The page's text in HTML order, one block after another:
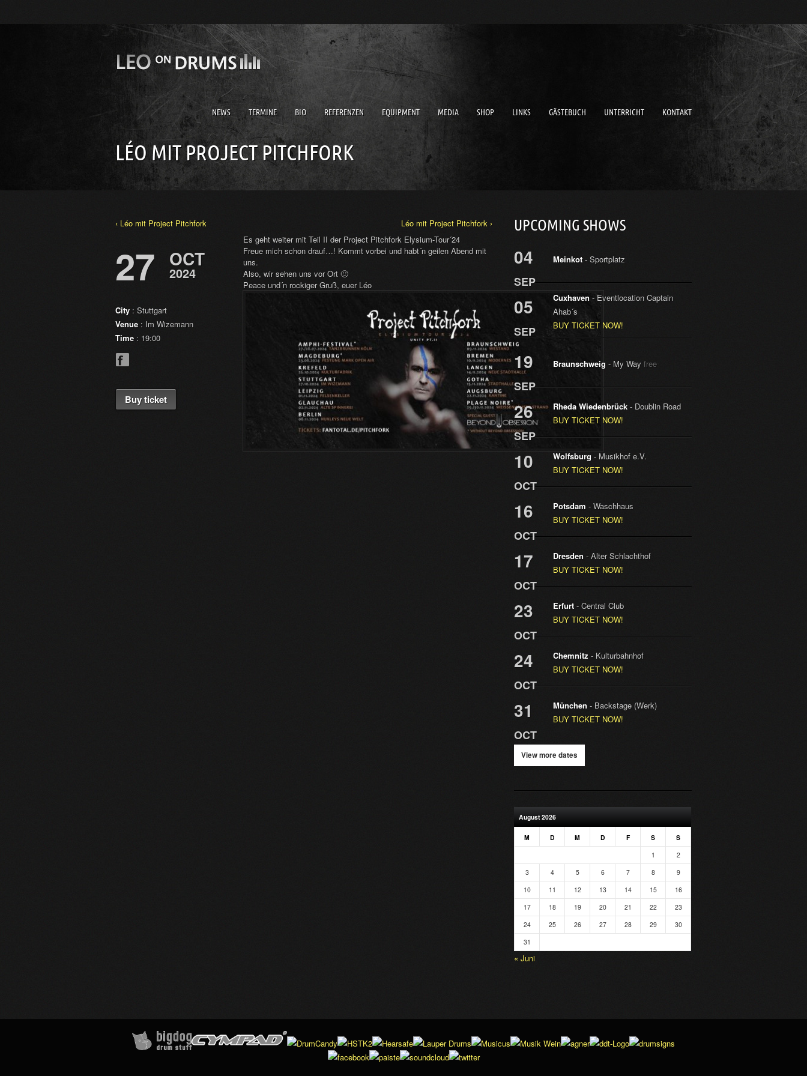
NEWS TERMINE BIO REFERENZEN EQUIPMENT MEDIA SHOP LINKS GÄSTEBUCH UNTERRICHT KONTAKT
LÉO MIT PROJECT PITCHFORK
‹ Léo mit Project Pitchfork Léo mit Project Pitchfork ›
27 OCT
2024
City : Stuttgart
Venue : Im Wizemann
Time : 19:00
Buy ticket
Es geht weiter mit Teil II der Project Pitchfork Elysium-Tour´24
Freue mich schon drauf…! Kommt vorbei und habt´n geilen Abend mit
uns.
Also, wir sehen uns vor Ort 🙂
Peace und´n rockiger Gruß, euer Léo
UPCOMING SHOWS
04
SEP
Meinkot - Sportplatz
05
SEP
Cuxhaven - Eventlocation Captain
Ahab´s
BUY TICKET NOW!
19
SEP
Braunschweig - My Wayfree
26
SEP
Rheda Wiedenbrück - Doublin Road
BUY TICKET NOW!
10
OCT
Wolfsburg - Musikhof e.V.
BUY TICKET NOW!
16
OCT
Potsdam - Waschhaus
BUY TICKET NOW!
17
OCT
Dresden - Alter Schlachthof
BUY TICKET NOW!
23
OCT
Erfurt - Central Club
BUY TICKET NOW!
24
OCT
Chemnitz - Kulturbahnhof
BUY TICKET NOW!
31
OCT
München - Backstage (Werk)
BUY TICKET NOW!
View more dates
August 2026
M D M D F S
S
1
2
3
4 5 6 7 8
9
10
11 12 13 14 15
16
17
18 19 20 21 22
23
24
25 26 27 28 29
30
31
« Juni